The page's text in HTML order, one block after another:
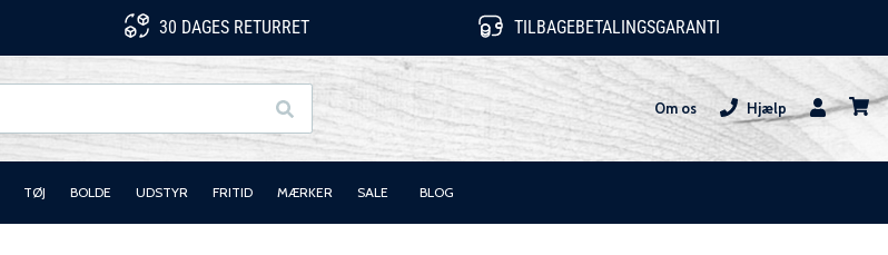
30 DAGES RETURRET TILBAGEBETALINGSGARANTI
Om os
Hjælp
Bruger
TØJ BOLDE UDSTYR FRITID MÆRKER SALE BLOG